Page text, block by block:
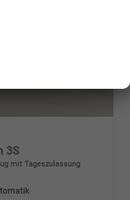
3S
mit Tageszulassung